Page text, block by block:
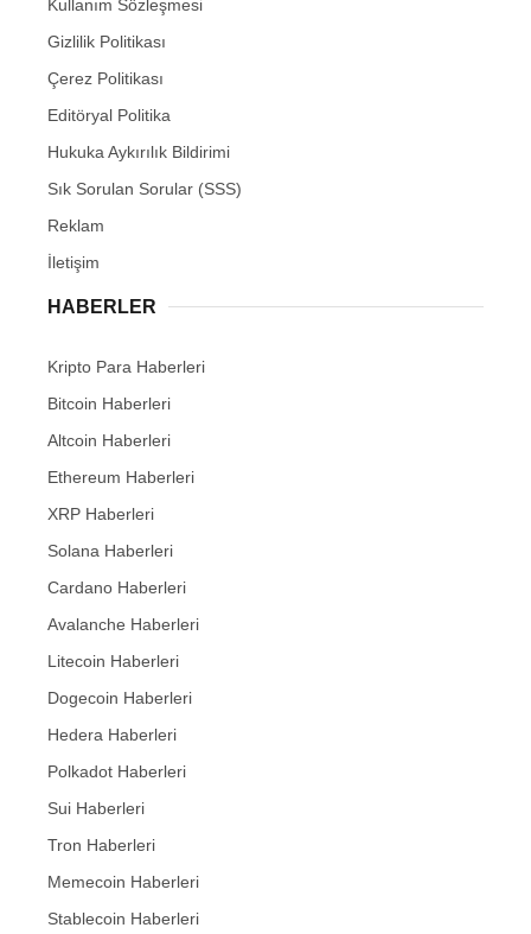
Kullanım Sözleşmesi
Gizlilik Politikası
Çerez Politikası
Editöryal Politika
Hukuka Aykırılık Bildirimi
Sık Sorulan Sorular (SSS)
Reklam
İletişim
HABERLER
Kripto Para Haberleri
Bitcoin Haberleri
Altcoin Haberleri
Ethereum Haberleri
XRP Haberleri
Solana Haberleri
Cardano Haberleri
Avalanche Haberleri
Litecoin Haberleri
Dogecoin Haberleri
Hedera Haberleri
Polkadot Haberleri
Sui Haberleri
Tron Haberleri
Memecoin Haberleri
Stablecoin Haberleri